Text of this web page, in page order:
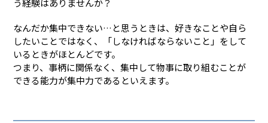
う経験はありませんか？
なんだか集中できない…と思うときは、好きなことや自ら
したいことではなく、「しなければならないこと」をして
いるときがほとんどです。
つまり、事柄に関係なく、集中して物事に取り組むことが
できる能力が集中力であるといえます。